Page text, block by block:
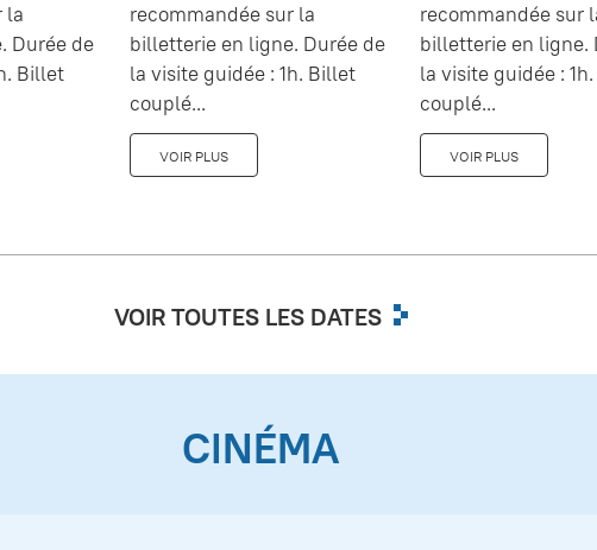
la
Durée de
Billet
recommandée sur la
billetterie en ligne. Durée de
la visite guidée : 1h. Billet
couplé...
VOIR PLUS
recommandée sur
billetterie en ligne.
la visite guidée :
couplé...
VOIR PLUS
VOIR TOUTES LES DATES
CINÉMA